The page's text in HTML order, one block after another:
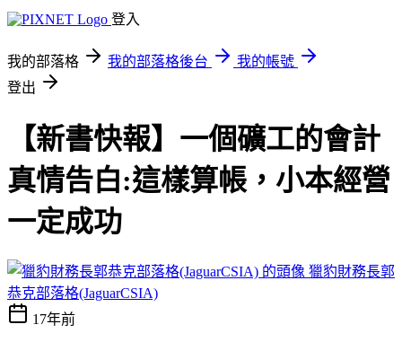
登入
我的部落格 我的部落格後台
我的帳號
登出
【新書快報】一個礦工的會計
真情告白:這樣算帳，小本經營
一定成功
獵豹財務長郭
恭克部落格(JaguarCSIA)
17年前